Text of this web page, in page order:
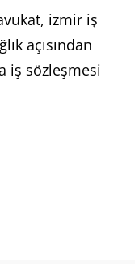
izmir iş
açısından
iş sözleşmesi